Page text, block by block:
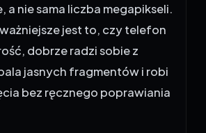
a nie sama liczba megapikseli.
jest to, czy telefon
dobrze radzi sobie z
jasnych fragmentów i robi
bez ręcznego poprawiania